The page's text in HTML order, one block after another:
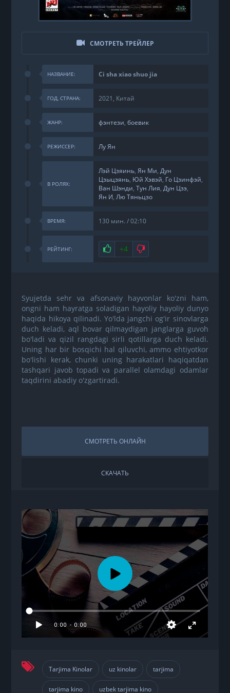
СМОТРЕТЬ ТРЕЙЛЕР
НАЗВАНИЕ: Ci sha xiao shuo jia
ГОД, СТРАНА: 2021, Китай
ЖАНР: фэнтези,боевик
РЕЖИССЕР: Лу Ян
В РОЛЯХ:
Лэй Цзяинь,Ян Ми,Дун
Цзыцзянь, Юй Хэвэй, Го Цзинфэй,
Ван Шэнди,Тун Лия,Дун Цзэ,
Ян И,Лю Тяньцзо
ВРЕМЯ: 130 мин. / 02:10
РЕЙТИНГ: Нравится
+4 Не нравится
Syujetda sehr va afsonaviy hayvonlar ko'zni ham,
ongni ham hayratga soladigan hayoliy hayoliy dunyo
haqida hikoya qilinadi. Yo'lda jangchi og'ir sinovlarga
duch keladi, aql bovar qilmaydigan janglarga guvoh
bo'ladi va qizil rangdagi sirli qotillarga duch keladi.
Uning har bir bosqichi hal qiluvchi, ammo ehtiyotkor
bo'lishi kerak, chunki uning harakatlari haqiqatdan
tashqari javob topadi va parallel olamdagi odamlar
taqdirini abadiy o'zgartiradi.
СМОТРЕТЬ ОНЛАЙН
СКАЧАТЬ
Tarjima Kinolar , uz kinolar , tarjima
tarjima kino , uzbek tarjima kino